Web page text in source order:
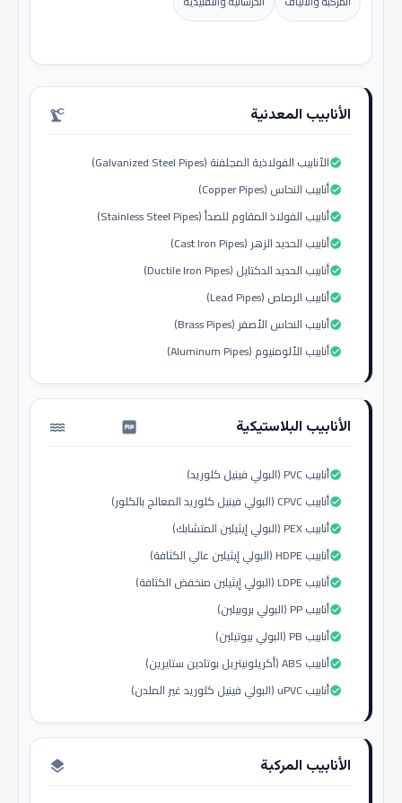
الأنابيب المعدنية precision_manufacturing
الأنابيب الفولاذية المجلفنة (Galvanized Steel Pipes)check_circle
أنابيب النحاس (Copper Pipes)check_circle
أنابيب الفولاذ المقاوم للصدأ (Stainless Steel Pipes)check_circle
أنابيب الحديد الزهر (Cast Iron Pipes)check_circle
أنابيب الحديد الدكتايل (Ductile Iron Pipes)check_circle
أنابيب الرصاص (Lead Pipes)check_circle
أنابيب النحاس الأصفر (Brass Pipes)check_circle
أنابيب الألومنيوم (Aluminum Pipes)check_circle
الأنابيب البلاستيكية water_pump
أنابيب PVC (البولي فينيل كلوريد)check_circle
أنابيب CPVC (البولي فينيل كلوريد المعالج بالكلور)check_circle
أنابيب PEX (البولي إيثيلين المتشابك)check_circle
أنابيب HDPE (البولي إيثيلين عالي الكثافة)check_circle
أنابيب LDPE (البولي إيثيلين منخفض الكثافة)check_circle
أنابيب PP (البولي بروبيلين)check_circle
أنابيب PB (البولي بيوتيلين)check_circle
أنابيب ABS (أكريلونيتريل بوتادين ستايرين)check_circle
أنابيب uPVC (البولي فينيل كلوريد غير الملدن)check_circle
الأنابيب المركبة layers